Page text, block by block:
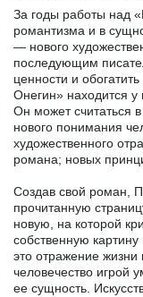
За годы работы над
романтизма и в
— нового
последующим
ценности и
Онегин» находится у
Он может считаться
нового понимания
художественного
романа; новых
Создав свой роман,
прочитанную
новую, на которой
собственную
это отражение жизни
человечество игрой
ее сущность.